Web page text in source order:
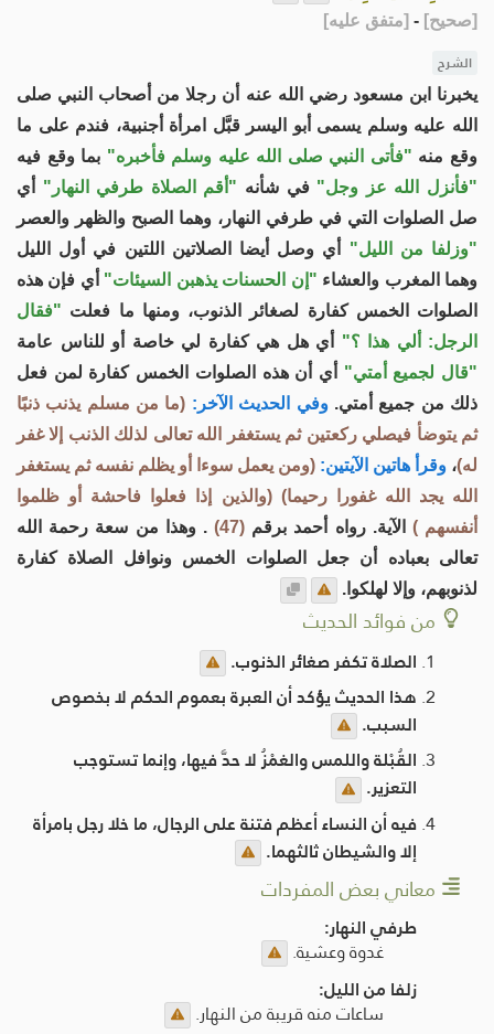
[صحيح]
-
[متفق عليه]
الشرح
يخبرنا ابن مسعود رضي الله عنه أن رجلا من أصحاب النبي صلى
الله عليه وسلم يسمى أبو اليسر قبَّل امرأة أجنبية، فندم على ما
وقع منه "فأتى النبي صلى الله عليه وسلم فأخبره" بما وقع فيه
"فأنزل الله عز وجل" في شأنه "أقم الصلاة طرفي النهار" أي
صل الصلوات التي في طرفي النهار، وهما الصبح والظهر والعصر
"وزلفا من الليل" أي وصل أيضا الصلاتين اللتين في أول الليل
وهما المغرب والعشاء "إن الحسنات يذهبن السيئات" أي فإن هذه
الصلوات الخمس كفارة لصغائر الذنوب، ومنها ما فعلت "فقال
الرجل: ألي هذا ؟" أي هل هي كفارة لي خاصة أو للناس عامة
"قال لجميع أمتي" أي أن هذه الصلوات الخمس كفارة لمن فعل
ذلك من جميع أمتي. وفي الحديث الآخر: (ما من مسلم يذنب ذنبًا
ثم يتوضأ فيصلي ركعتين ثم يستغفر الله تعالى لذلك الذنب إلا غفر
له)، وقرأ هاتين الآيتين: (ومن يعمل سوءا أو يظلم نفسه ثم يستغفر
الله يجد الله غفورا رحيما) (والذين إذا فعلوا فاحشة أو ظلموا
أنفسهم ) الآية. رواه أحمد برقم (47)
. وهذا من سعة رحمة الله
تعالى بعباده أن جعل الصلوات الخمس ونوافل الصلاة كفارة
لذنوبهم، وإلا لهلكوا.
من فوائد الحديث
الصلاة تكفر صغائر الذنوب.
هذا الحديث يؤكد أن العبرة بعموم الحكم لا بخصوص
السبب.
القُبْلة واللمس والغمْزُ لا حدَّ فيها، وإنما تستوجب
التعزير.
فيه أن النساء أعظم فتنة على الرجال، ما خلا رجل بامرأة
إلا والشيطان ثالثهما.
معاني بعض المفردات
طرفي النهار:
غدوة وعشية.
زلفا من الليل:
ساعات منه قريبة من النهار.